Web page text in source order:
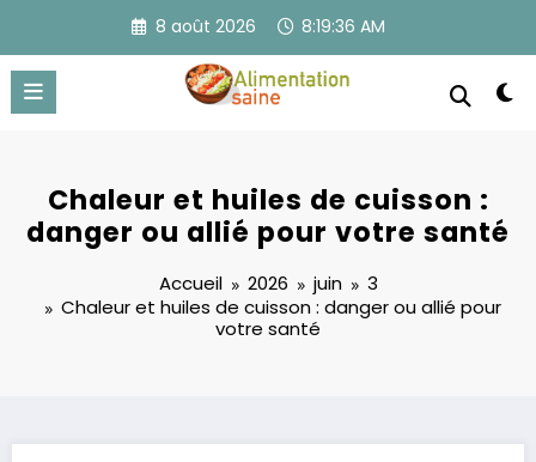
contenu
8 août 2026 8:19:37 AM
Chaleur et huiles de cuisson :
danger ou allié pour votre santé
Accueil 2026 juin
3
Chaleur et huiles de cuisson : danger ou allié pour
votre santé